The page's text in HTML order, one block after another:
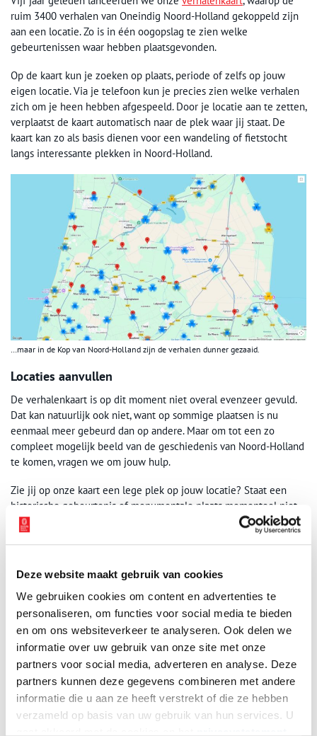
Deze website maakt gebruik van cookies
We gebruiken cookies om content en advertenties te
personaliseren, om functies voor social media te bieden
en om ons websiteverkeer te analyseren. Ook delen we
informatie over uw gebruik van onze site met onze
partners voor social media, adverteren en analyse. Deze
partners kunnen deze gegevens combineren met andere
informatie die u aan ze heeft verstrekt of die ze hebben
verzameld op basis van uw gebruik van hun services. U
ruim 3400 verhalen van Oneindig Noord-Holland gekoppeld zijn
aan een locatie. Zo is in één oogopslag te zien welke
gebeurtenissen waar hebben plaatsgevonden.
Op de kaart kun je zoeken op plaats, periode of zelfs op jouw
eigen locatie. Via je telefoon kun je precies zien welke verhalen
zich om je heen hebben afgespeeld. Door je locatie aan te zetten,
verplaatst de kaart automatisch naar de plek waar jij staat. De
kaart kan zo als basis dienen voor een wandeling of fietstocht
langs interessante plekken in Noord-Holland.
…maar in de Kop van Noord-Holland zijn de verhalen dunner gezaaid.
Locaties aanvullen
De verhalenkaart is op dit moment niet overal evenzeer gevuld.
Dat kan natuurlijk ook niet, want op sommige plaatsen is nu
eenmaal meer gebeurd dan op andere. Maar om tot een zo
compleet mogelijk beeld van de geschiedenis van Noord-Holland
te komen, vragen we om jouw hulp.
Zie jij op onze kaart een lege plek op jouw locatie? Staat een
historische gebeurtenis of monumentale plaats momenteel niet
op de kaart? Ontbreekt er, kortom, een stukje bijzondere
geschiedenis van Noord-Holland? Laat het ons dan weten door
prijs gesteld!
Tekst:redactie Oneindig Noord-Holland
Omslagfoto: Anna RosarviaUnsplash.
Publicatiedatum: 10/06/2026
Ontvang de nieuwsbrief